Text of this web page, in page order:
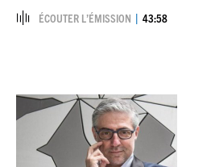
ÉCOUTER L’ÉMISSION 43:58